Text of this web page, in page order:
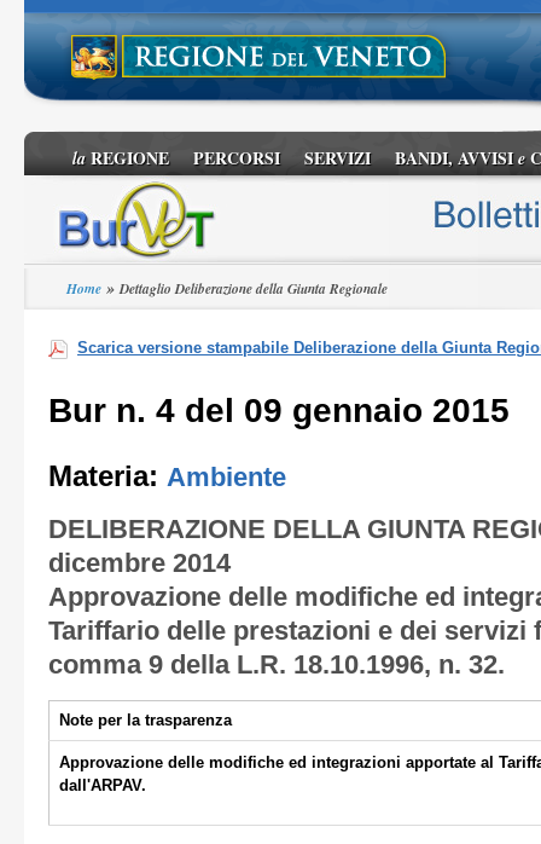
laREGIONE PERCORSI SERVIZI BANDI, AVVISIe
Home »Dettaglio Deliberazione della Giunta Regionale
Scarica versione stampabile Deliberazione della Giunta
Bur n. 4 del 09 gennaio 2015
Materia: Ambiente
DELIBERAZIONE DELLA GIUNTA
dicembre 2014
Approvazione delle modifiche ed
Tariffario delle prestazioni e dei servizi
comma 9 della L.R. 18.10.1996, n. 32.
Note per la trasparenza
Approvazione delle modifiche ed integrazioni apportate al
dall'ARPAV.